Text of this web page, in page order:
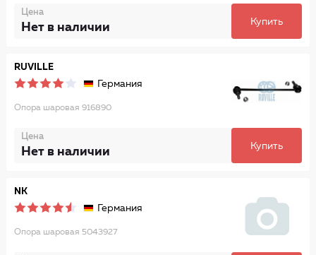
Цена
Нет в наличии Купить
RUVILLE
Германия
Опора шаровая 916890
Цена
Нет в наличии Купить
NK
Германия
Опора шаровая 5043927